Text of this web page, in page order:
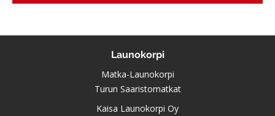
Launokorpi
Matka-Launokorpi
Turun Saaristomatkat
Kaisa Launokorpi Oy